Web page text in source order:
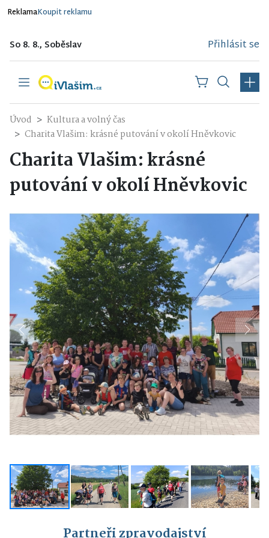
ReklamaKoupit reklamu
So 8. 8., Soběslav Přihlásit se
Úvod
Kultura a volný čas
Charita Vlašim: krásné putování v okolí Hněvkovic
Charita Vlašim: krásné
putování v okolí Hněvkovic
Previous Next
Partneři zpravodajství